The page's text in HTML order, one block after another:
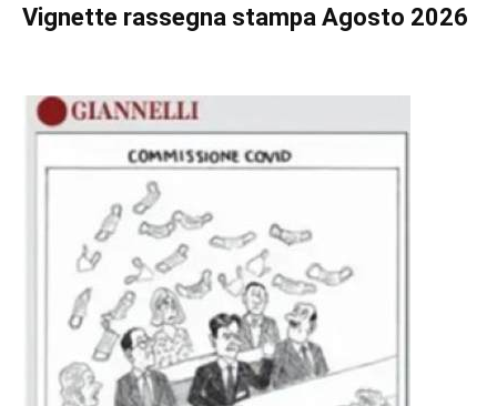
Vignette rassegna stampa Agosto 2026